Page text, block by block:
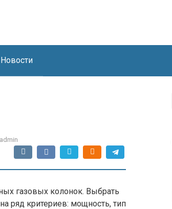
Новости
газовых колонок. Выбрать
ряд критериев: мощность, тип